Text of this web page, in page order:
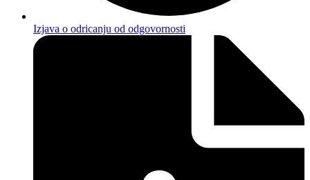
Izjava o odricanju od odgovornosti